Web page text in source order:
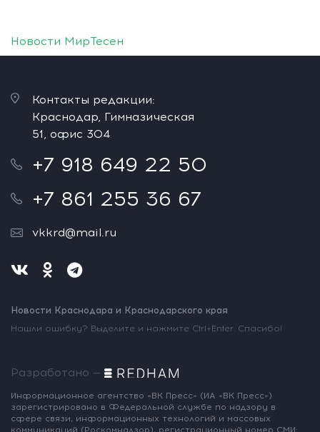
Новости МирТесен
Контакты редакции:
Краснодар, Гимназическая
51, офис 304
+7 918 649 22 50
+7 861 255 36 67
vkkrd@mail.ru
Новости Краснодара и Краснодарского края
Нашли ошибку? Выделите и нажмите Ctrl+Enter. Спасибо!
Разработано —
Информационное агентство «ВК Пресс» (ИА «ВК Пресс»)
зарегистрировано в Федеральной службе по надзору в
сфере связи, информационных технологий и массовых
коммуникаций (Роскомнадзор), регистрационный номер СМИ: